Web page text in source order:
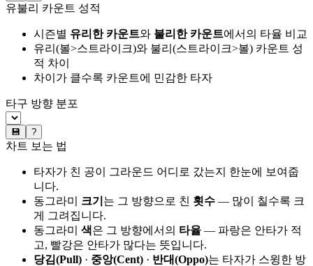
유불리 카운트 성적
시즌별 유리한 카운트와 불리한 카운트에서의 타율 비교
유리(볼>스트라이크)와 불리(스트라이크>볼) 카운트 성
적 차이
차이가 클수록 카운트에 민감한 타자
타구 방향 분포
💾 ?
차트 보는 법
타자가 친 공이 그라운드 어디로 갔는지 한눈에 보여줍
니다.
동그라미 크기 는 그 방향으로 친 횟수 — 많이 칠수록 크
게 그려집니다.
동그라미 색은 그 방향에서의 타율 — 파랑은 안타가 적
고, 빨강은 안타가 많다는 뜻입니다.
당김(Pull) · 중앙(Cent) · 반대(Oppo)는 타자가 스윙한 방